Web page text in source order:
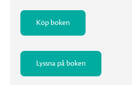
Köp boken
Lyssna på boken